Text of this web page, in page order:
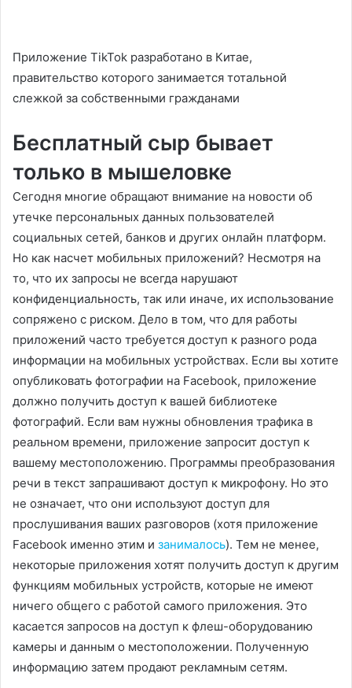
Приложение TikTok разработано в Китае,
правительство которого занимается тотальной
слежкой за собственными гражданами
Бесплатный сыр бывает
только в мышеловке
Сегодня многие обращают внимание на новости об
утечке персональных данных пользователей
социальных сетей, банков и других онлайн платформ.
Но как насчет мобильных приложений? Несмотря на
то, что их запросы не всегда нарушают
конфиденциальность, так или иначе, их использование
сопряжено с риском. Дело в том, что для работы
приложений часто требуется доступ к разного рода
информации на мобильных устройствах. Если вы хотите
опубликовать фотографии на Facebook, приложение
должно получить доступ к вашей библиотеке
фотографий. Если вам нужны обновления трафика в
реальном времени, приложение запросит доступ к
вашему местоположению. Программы преобразования
речи в текст запрашивают доступ к микрофону. Но это
не означает, что они используют доступ для
прослушивания ваших разговоров (хотя приложение
Facebook именно этим и занималось). Тем не менее,
некоторые приложения хотят получить доступ к другим
функциям мобильных устройств, которые не имеют
ничего общего с работой самого приложения. Это
касается запросов на доступ к флеш-оборудованию
камеры и данным о местоположении. Полученную
информацию затем продают рекламным сетям.